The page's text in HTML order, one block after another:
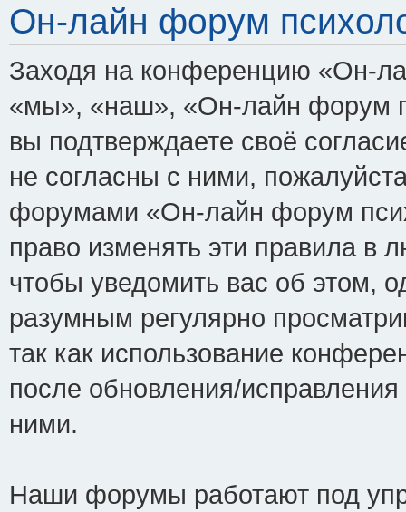
Он-лайн форум
Заходя на конференцию «Он-
«мы», «наш», «Он-лайн форум
вы подтверждаете своё
не согласны с ними,
форумами «Он-лайн форум
право изменять эти правила в
чтобы уведомить вас об этом,
разумным регулярно
так как использование
после обновления/
ними.
Наши форумы работают под